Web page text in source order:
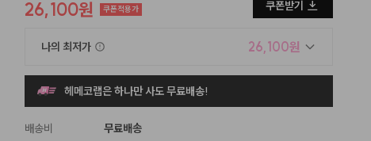
26,100원
쿠폰적용가 쿠폰받기
나의 최저가 26,100원
헤메코랩은 하나만 사도 무료배송!
배송비
무료배송